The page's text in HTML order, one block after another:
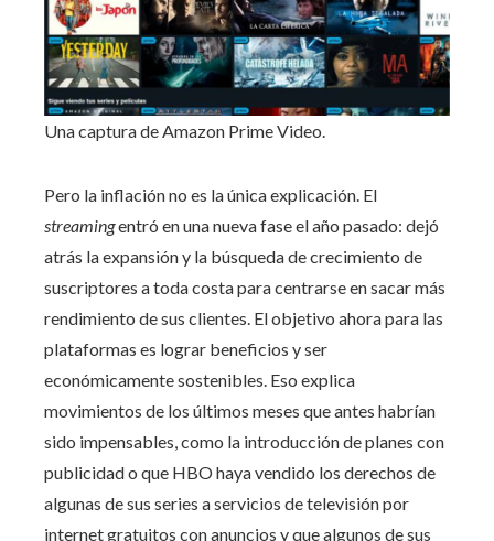
Una captura de Amazon Prime Video.
Pero la inflación no es la única explicación. El
streamingentró en una nueva fase el año pasado: dejó
atrás la expansión y la búsqueda de crecimiento de
suscriptores a toda costa para centrarse en sacar más
rendimiento de sus clientes. El objetivo ahora para las
plataformas es lograr beneficios y ser
económicamente sostenibles. Eso explica
movimientos de los últimos meses que antes habrían
sido impensables, como la introducción de planes con
publicidad o que HBO haya vendido los derechos de
algunas de sus series a servicios de televisión por
internet gratuitos con anuncios y que algunos de sus